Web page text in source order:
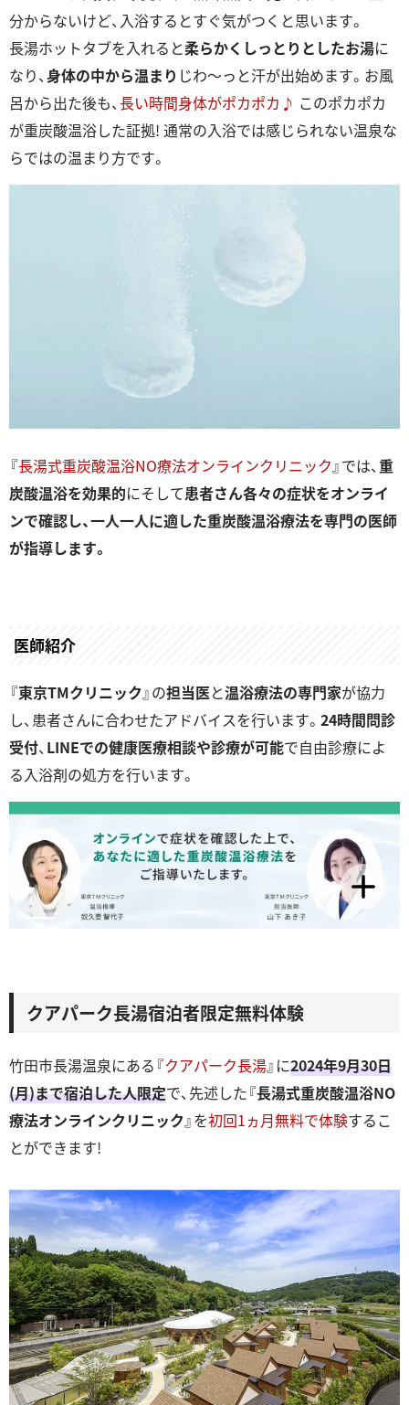
分からないけど、入浴するとすぐ気がつくと思います。
長湯ホットタブを入れると柔らかくしっとりとしたお湯に
なり、 身体の中から温まり じわ～っと汗が出始めます。お風
呂から出た後も、 長い時間身体がポカポカ♪ このポカポカ
が重炭酸温浴した証拠! 通常の入浴では感じられない温泉な
らではの温まり方です。
『長湯式重炭酸温浴NO療法オンラインクリニック』では、重
炭酸温浴を効果的にそして患者さん各々の症状をオンライ
ンで確認し、一人一人に適した重炭酸温浴療法を専門の医師
が指導します。
医師紹介
『東京TMクリニック』の担当医と温浴療法の専門家が協力
し、患者さんに合わせたアドバイスを行います。 24時間問診
受付、 LINEでの健康医療相談や診療が可能で自由診療によ
る入浴剤の処方を行います。
クアパーク長湯宿泊者限定無料体験
竹田市長湯温泉にある『クアパーク長湯』に2024年9月30日
(月)まで宿泊した人限定で、先述した『長湯式重炭酸温浴NO
療法オンラインクリニック』を初回1ヵ月無料で体験するこ
とができます!